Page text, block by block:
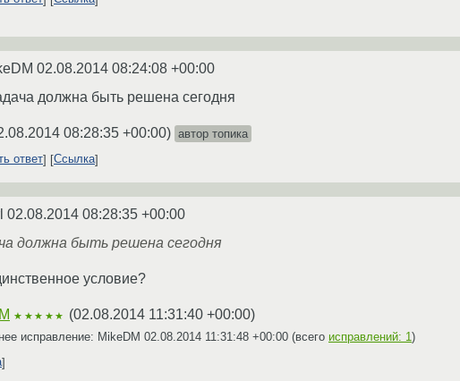
02.08.2014 08:24:08 +00:00
должна быть решена сегодня
08:28:35 +00:00) автор топика
ответ
Ссылка
02.08.2014 08:28:35 +00:00
должна быть решена сегодня
условие?
★★★★★ (02.08.2014 11:31:40 +00:00)
исправление: MikeDM 02.08.2014 11:31:48 +00:00 (всего исправлений: 1 )